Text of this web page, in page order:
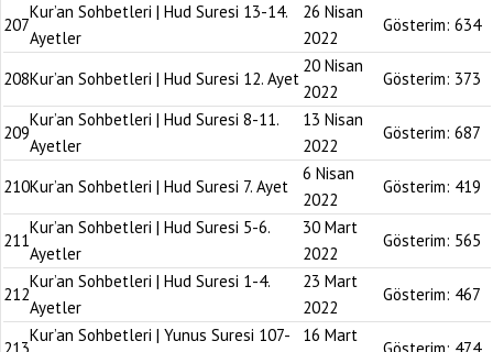
207
Kur’an Sohbetleri | Hud Suresi 13-14.
Ayetler
26 Nisan
2022
Gösterim: 634
208Kur’an Sohbetleri | Hud Suresi 12. Ayet
20 Nisan
2022
Gösterim: 373
209
Kur’an Sohbetleri | Hud Suresi 8-11.
Ayetler
13 Nisan
2022
Gösterim: 687
210Kur’an Sohbetleri | Hud Suresi 7. Ayet
6 Nisan
2022
Gösterim: 419
211
Kur’an Sohbetleri | Hud Suresi 5-6.
Ayetler
30 Mart
2022
Gösterim: 565
212
Kur’an Sohbetleri | Hud Suresi 1-4.
Ayetler
23 Mart
2022
Gösterim: 467
Kur’an Sohbetleri | Yunus Suresi 107-
16 Mart